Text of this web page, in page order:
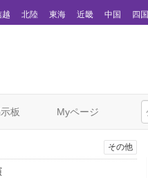
越 北陸 東海 近畿 中国 四国
板 Myページ
その他